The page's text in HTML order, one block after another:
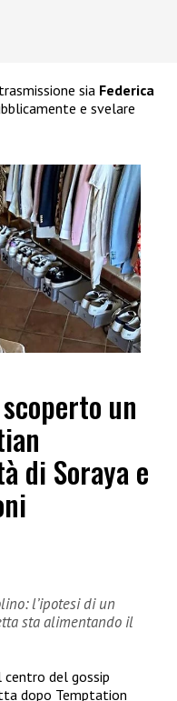
sia Federica
e svelare
un
di Soraya e
l’ipotesi di un
sta alimentando il
del gossip
dopo Temptation